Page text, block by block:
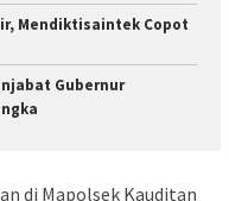
Mendiktisaintek Copot
Gubernur
di Mapolsek Kauditan